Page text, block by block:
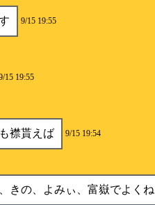
9/15 19:55
15 19:55
襟貰えば 9/15 19:54
きの、よみぃ、富嶽でよくね